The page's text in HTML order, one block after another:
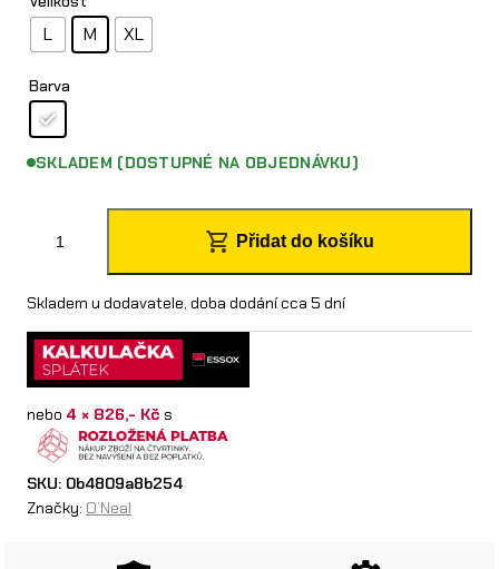
L M XL
Barva
SKLADEM (DOSTUPNÉ NA OBJEDNÁVKU)
N
e
a
l
ř
Přidat do košíku
Skladem u dodavatele, doba dodání cca 5 dní
nebo 4 × 826,- Kč s
SKU: 0b4809a8b254
Značky: O’Neal